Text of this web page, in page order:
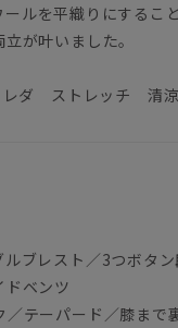
ルを平織りにするこ
が叶いました。
ダ ストレッチ 清涼
ブレスト／3つボタ
ドベンツ
テーパード／膝まで